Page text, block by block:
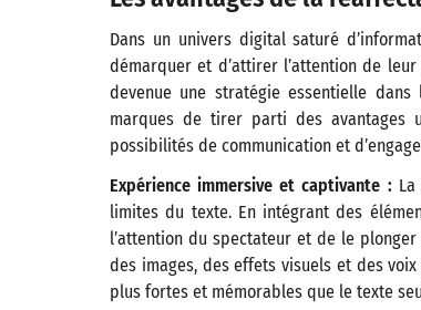
Dans un univers digital saturé
démarquer et d’attirer l’attention de
devenue une stratégie essentielle
marques de tirer parti des avantages
possibilités de communication et
Expérience immersive et captivante :
limites du texte. En intégrant des
l’attention du spectateur et de le
des images, des effets visuels et des
plus fortes et mémorables que le texte